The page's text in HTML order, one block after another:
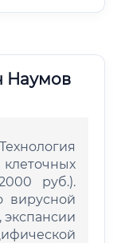
Наумов
руб.).
вирусной